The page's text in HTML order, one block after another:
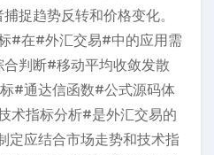
捉趋势反转和价格变化。
#在#外汇交易#中的应用需
判断#移动平均收敛发散
#通达信函数#公式源码体
术指标分析#是外汇交易的
定应结合市场走势和技术指